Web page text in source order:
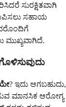
ಸುರಕ್ಷಿತವಾಗಿ
ಸಹಾಯ
ಮುಖ್ಯವಾಗಿದೆ.
? ಇದು ಆಗಬಹುದು,
ಮಾನಸಿಕ ಆರೋಗ್ಯ